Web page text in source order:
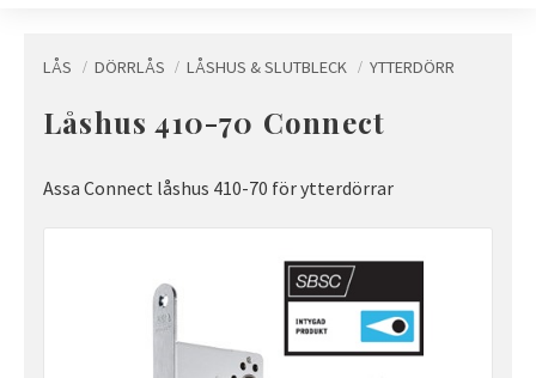
LÅS DÖRRLÅS LÅSHUS & SLUTBLECK YTTERDÖRR
Låshus 410-70 Connect
Assa Connect låshus 410-70 för ytterdörrar